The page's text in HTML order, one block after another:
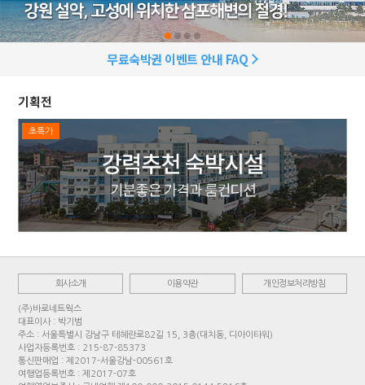
무료숙박권 이벤트 안내 FAQ
기획전
초특가
회사소개 이용약관 개인정보처리방침
(주)바로네트웍스
대표이사 : 박기범
주소 : 서울특별시 강남구 테헤란로82길 15, 3층(대치동, 디아이타워)
사업자등록번호 : 215-87-85373
통신판매업 : 제2017-서울강남-00561호
여행업등록번호 : 제2017-07호